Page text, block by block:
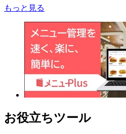
もっと見る
お役立ちツール